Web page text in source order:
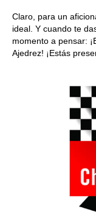
Claro, para un
ideal. Y cuando te
momento a pensar:
Ajedrez! ¡Estás